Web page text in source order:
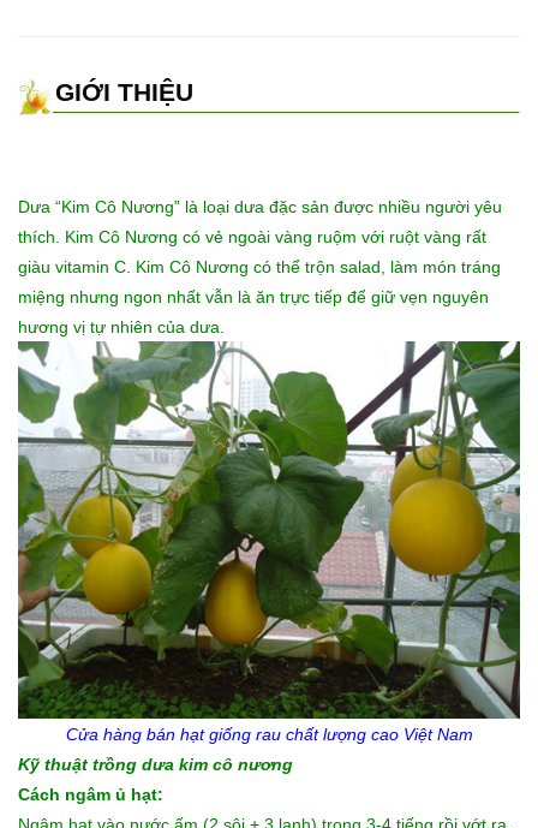
GIỚI THIỆU
Dưa “Kim Cô Nương” là loại dưa đặc sản được nhiều người yêu
thích. Kim Cô Nương có vẻ ngoài vàng ruộm với ruột vàng rất
giàu vitamin C. Kim Cô Nương có thể trộn salad, làm món tráng
miệng nhưng ngon nhất vẫn là ăn trực tiếp để giữ vẹn nguyên
hương vị tự nhiên của dưa.
Cửa hàng bán hạt giống rauchất lượng cao Việt Nam
Kỹ thuật trồng dưa kim cô nương
Cách ngâm ủ hạt: